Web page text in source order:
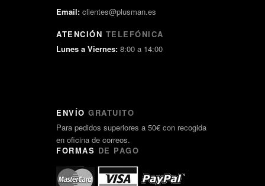
Email: clientes@plusman.es
ATENCIÓN TELEFÓNICA
Lunes a Viernes: 8:00 a 14:00
ENVÍO GRATUITO
Para pedidos superiores a 50€ con recogida
en oficina de correos.
FORMAS DE PAGO